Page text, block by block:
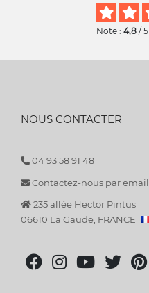
Note : 4,8 / 5
NOUS CONTACTER
04 93 58 91 48
Contactez-nous par email
235 allée Hector Pintus
06610 La Gaude, FRANCE